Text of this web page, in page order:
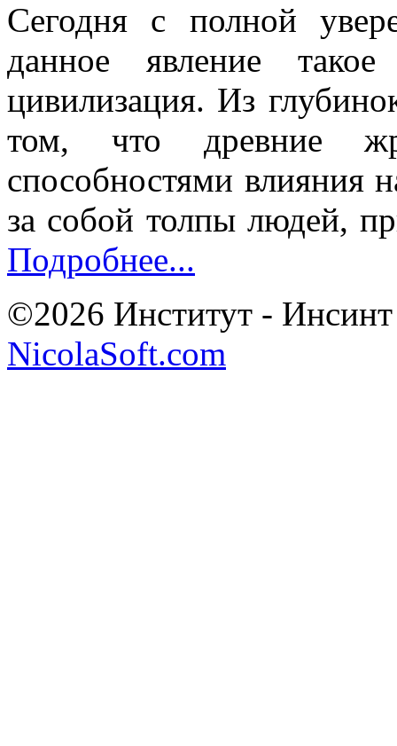
Сегодня с полной
данное явление
цивилизация. Из
том, что древние
способностями влияния
за собой толпы людей,
Подробнее...
©2026 Институт -
NicolaSoft.com